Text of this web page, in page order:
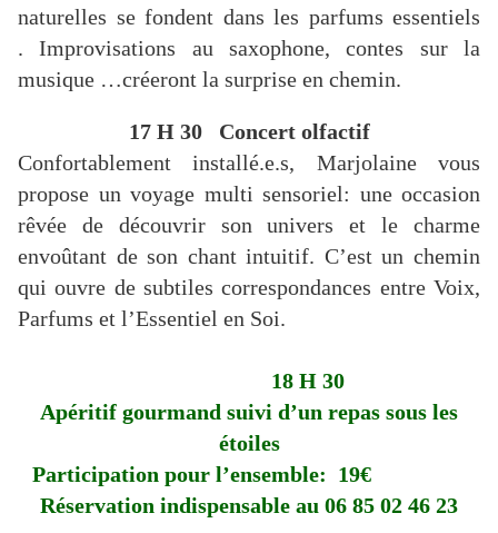
naturelles se fondent dans les parfums essentiels
. Improvisations au saxophone, contes sur la
musique …créeront la surprise en chemin.
17 H 30 Concert olfactif
Confortablement installé.e.s, Marjolaine vous
propose un voyage multi sensoriel: une occasion
rêvée de découvrir son univers et le charme
envoûtant de son chant intuitif. C’est un chemin
qui ouvre de subtiles correspondances entre Voix,
Parfums et l’Essentiel en Soi.
18 H 30
Apéritif gourmand suivi d’un repas sous les
étoiles
Participation pour l’ensemble: 19€
Réservation indispensable au 06 85 02 46 23